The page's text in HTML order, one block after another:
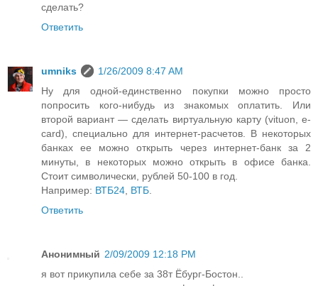
сделать?
Ответить
umniks
1/26/2009 8:47 AM
Ну для одной-единственно покупки можно просто
попросить кого-нибудь из знакомых оплатить. Или
второй вариант — сделать виртуальную карту (vituon, e-
card), специально для интернет-расчетов. В некоторых
банках ее можно открыть через интернет-банк за 2
минуты, в некоторых можно открыть в офисе банка.
Стоит символически, рублей 50-100 в год.
Например: ВТБ24 ВТБ
Ответить
Анонимный 2/09/2009 12:18 PM
я вот прикупила себе за 38т Ёбург-Бостон..